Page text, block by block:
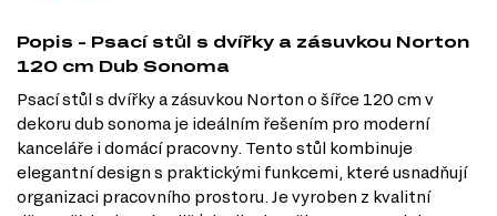
Popis - Psací stůl s dvířky a zásuvkou Norton
120 cm Dub Sonoma
Psací stůl s dvířky a zásuvkou Norton o šířce 120 cm v
dekoru dub sonoma je ideálním řešením pro moderní
kanceláře i domácí pracovny. Tento stůl kombinuje
elegantní design s praktickými funkcemi, které usnadňují
organizaci pracovního prostoru. Je vyroben z kvalitní